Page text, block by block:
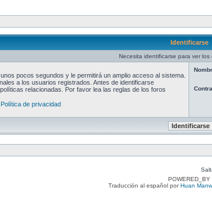
Identificarse
Necesita identificarse para ver los
pocos segundos y le permitirá un amplio acceso al sistema.
a los usuarios registrados. Antes de identificarse
relacionadas. Por favor lea las reglas de los foros
Política de privacidad
POWERED_BY
Traducción al español porHuan